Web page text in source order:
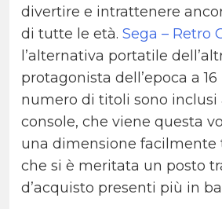
divertire e intrattenere
di tutte le età. Sega – Retro
l’alternativa portatile
protagonista dell’epoca a
numero di titoli sono inclusi
console, che viene questa
una dimensione facilmente
che si è meritata un posto
d’acquisto presenti più in